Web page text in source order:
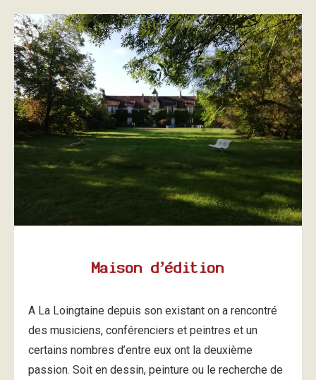
Maison d’édition
A La Loingtaine depuis son existant on a rencontré
des musiciens, conférenciers et peintres et un
certains nombres d’entre eux ont la deuxième
passion. Soit en dessin, peinture ou le recherche de